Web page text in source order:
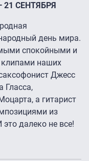
СЕНТЯБРЯ
день мира.
спокойными и
наших
Джесс
Гласса,
а гитарист
из
далеко не все!